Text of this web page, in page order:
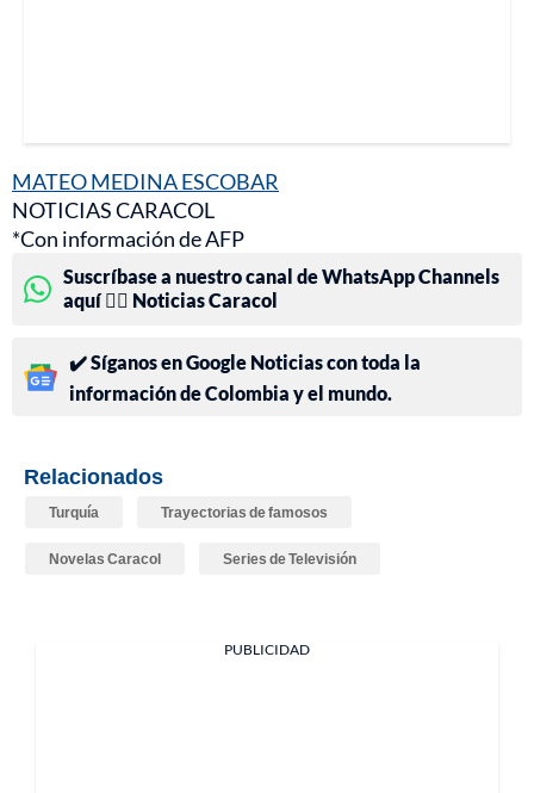
MATEO MEDINA ESCOBAR
NOTICIAS CARACOL
*Con información de AFP
Suscríbase a nuestro canal de WhatsApp Channels
aquí 👉🏻 Noticias Caracol
✔️ Síganos en Google Noticias con toda la
información de Colombia y el mundo.
Relacionados
Turquía Trayectorias de famosos
Novelas Caracol Series de Televisión
PUBLICIDAD